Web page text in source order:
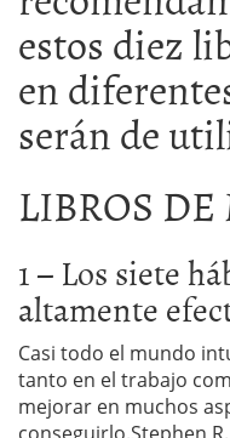
estos diez
en
serán de
LIBROS
1 – Los siete
altamente
Casi todo el mundo
tanto en el trabajo
mejorar en muchos